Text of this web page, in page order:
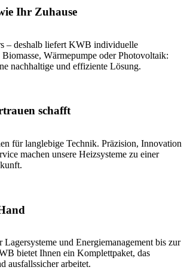
Ihr Zuhause
– deshalb liefert KWB individuelle
Wärmepumpe oder Photovoltaik:
nachhaltige und effiziente Lösung.
schafft
für langlebige Technik. Präzision, Innovation
machen unsere Heizsysteme zu einer
und Energiemanagement bis zur
bietet Ihnen ein Komplettpaket, das
ausfallssicher arbeitet.